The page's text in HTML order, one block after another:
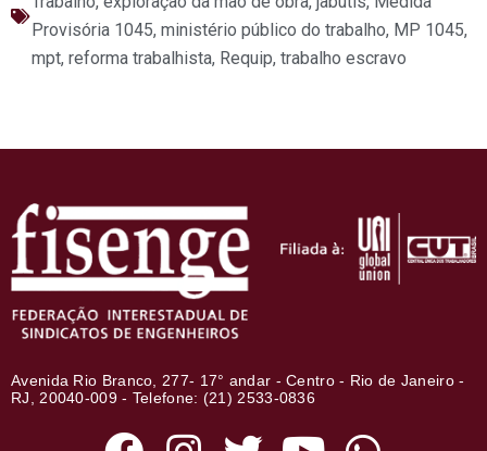
Provisória 1045, ministério público do trabalho, MP 1045,
mpt, reforma trabalhista, Requip, trabalho escravo
Avenida Rio Branco, 277- 17° andar - Centro - Rio de Janeiro -
RJ, 20040-009 - Telefone: (21) 2533-0836